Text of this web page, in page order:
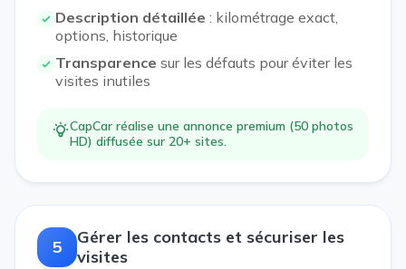
Description détaillée : kilométrage exact,
options, historique
Transparence sur les défauts pour éviter les
visites inutiles
CapCar réalise une annonce premium (50 photos
HD) diffusée sur 20+ sites.
5
Gérer les contacts et sécuriser les
visites